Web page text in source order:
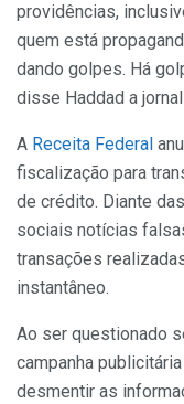
providências,
quem está
dando golpes. Há
disse Haddad a
A Receita Federal
fiscalização para
de crédito. Diante
sociais notícias
transações
instantâneo.
Ao ser questionado
campanha
desmentir as